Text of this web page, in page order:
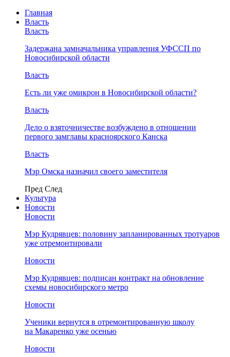
Главная
Власть
Власть
Задержана замначальника управления УФССП по
Новосибирской области
Власть
Есть ли уже омикрон в Новосибирской области?
Власть
Дело о взяточничестве возбуждено в отношении
первого замглавы красноярского Канска
Власть
Мэр Омска назначил своего заместителя
Пред След
Культура
Новости
Новости
Мэр Кудрявцев: половину запланированных тротуаров
уже отремонтировали
Новости
Мэр Кудрявцев: подписан контракт на обновление
схемы новосибирского метро
Новости
Ученики вернутся в отремонтированную школу
на Макаренко уже осенью
Новости